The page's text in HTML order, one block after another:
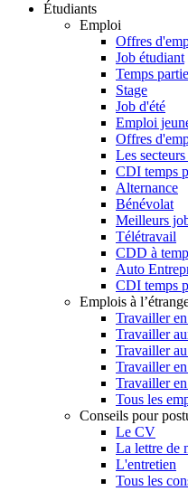
Étudiants
Emploi
Offres
Job étudiant
Temps
Stage
Job d'été
Emploi
Offres
Les
CDI temps
Alternance
Bénévolat
Meilleurs
Télétravail
CDD à
Auto
CDI temps
Emplois à
Travailler
Travailler
Travailler
Travailler
Travailler
Tous les
Conseils pour
Le CV
La lettre de
L'entretien
Tous les